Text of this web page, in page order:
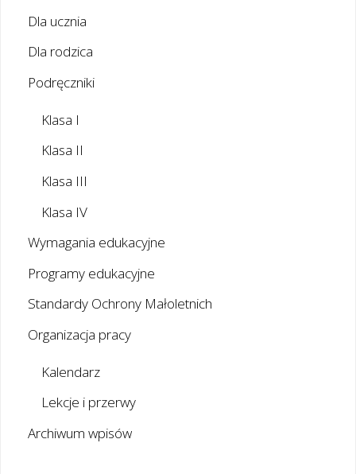
Dla ucznia
Dla rodzica
Podręczniki
Klasa I
Klasa II
Klasa III
Klasa IV
Wymagania edukacyjne
Programy edukacyjne
Standardy Ochrony Małoletnich
Organizacja pracy
Kalendarz
Lekcje i przerwy
Archiwum wpisów